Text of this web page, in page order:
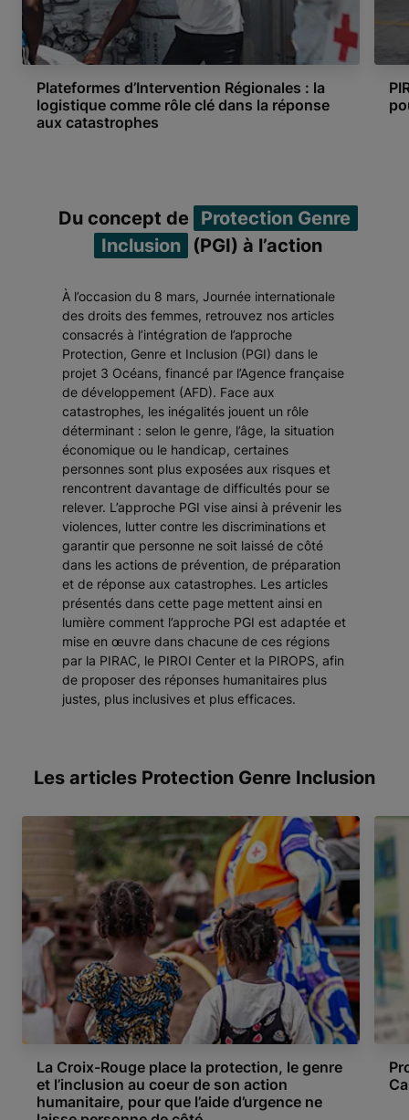
Plateformes d’Intervention Régionales : la
logistique comme rôle clé dans la réponse
aux catastrophes
Du concept de
Protection Genre
Inclusion
(PGI) à l’action
À l’occasion du 8 mars, Journée internationale
des droits des femmes, retrouvez nos articles
consacrés à l’intégration de l’approche
Protection, Genre et Inclusion (PGI) dans le
projet 3 Océans, financé par l’Agence française
de développement (AFD). Face aux
catastrophes, les inégalités jouent un rôle
déterminant : selon le genre, l’âge, la situation
économique ou le handicap, certaines
personnes sont plus exposées aux risques et
rencontrent davantage de difficultés pour se
relever. L’approche PGI vise ainsi à prévenir les
violences, lutter contre les discriminations et
garantir que personne ne soit laissé de côté
dans les actions de prévention, de préparation
et de réponse aux catastrophes. Les articles
présentés dans cette page mettent ainsi en
lumière comment l’approche PGI est adaptée et
mise en œuvre dans chacune de ces régions
par la PIRAC, le PIROI Center et la PIROPS, afin
de proposer des réponses humanitaires plus
justes, plus inclusives et plus efficaces.
Les articles Protection Genre Inclusion
La Croix-Rouge place la protection, le genre
et l’inclusion au coeur de son action
humanitaire, pour que l’aide d’urgence ne